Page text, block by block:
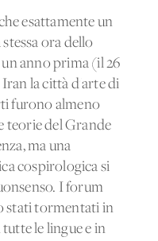
esattamente un
ora dello
anno prima (il 26
la città d'arte di
furono almeno
teorie del Grande
ma una
cospirologica si
I forum
stati tormentati in
le lingue e in